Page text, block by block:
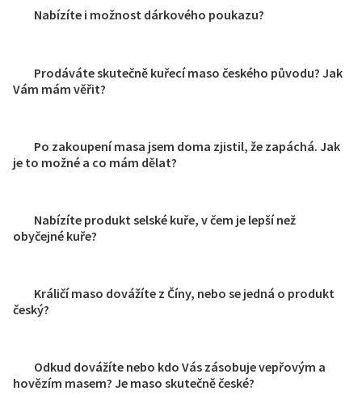
Nabízíte i možnost dárkového poukazu?
Prodáváte skutečně kuřecí maso českého původu? Jak
Vám mám věřit?
Po zakoupení masa jsem doma zjistil, že zapáchá. Jak
je to možné a co mám dělat?
Nabízíte produkt selské kuře, v čem je lepší než
obyčejné kuře?
Králičí maso dovážíte z Číny, nebo se jedná o produkt
český?
Odkud dovážíte nebo kdo Vás zásobuje vepřovým a
hovězím masem? Je maso skutečně české?